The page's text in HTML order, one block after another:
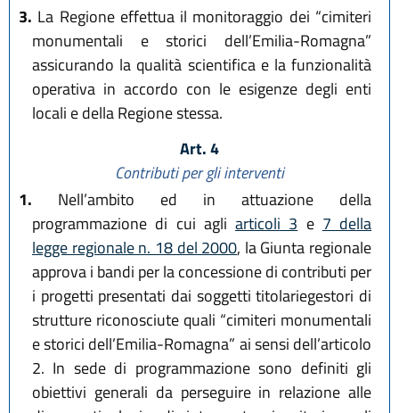
3. La Regione effettua il monitoraggio dei “cimiteri
monumentali e storici dell’Emilia-Romagna”
assicurando la qualità scientifica e la funzionalità
operativa in accordo con le esigenze degli enti
locali e della Regione stessa.
Art. 4
Contributi per gli interventi
1. Nell’ambito ed in attuazione della
programmazione di cui agli articoli 3 e 7 della
legge regionale n. 18 del 2000, la Giunta regionale
approva i bandi per la concessione di contributi per
i progetti presentati dai soggetti titolariegestori di
strutture riconosciute quali “cimiteri monumentali
e storici dell’Emilia-Romagna” ai sensi dell’articolo
2. In sede di programmazione sono definiti gli
obiettivi generali da perseguire in relazione alle